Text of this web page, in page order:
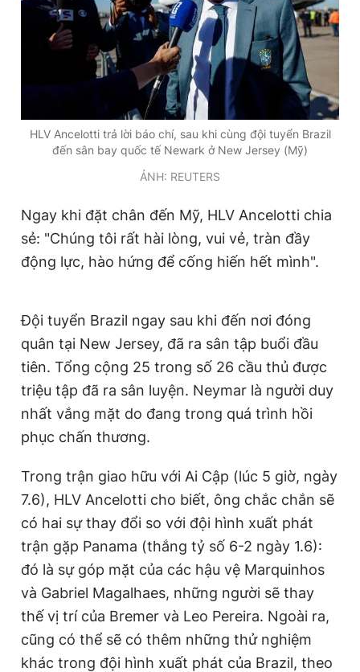
Giấy phép xuất bản số 110/GP - BTTTT cấp ngày 24.3.2020
© 2003-2026 Bản quyền thuộc về Báo Thanh Niên. Cấm sao
chép dưới mọi hình thức nếu không có sự chấp thuận bằng văn
bản. Phát triển bởi ePi Technologies, JSC.
HLV Ancelotti trả lời báo chí, sau khi cùng đội tuyển Brazil
đến sân bay quốc tế Newark ở New Jersey (Mỹ)
ẢNH: REUTERS
Ngay khi đặt chân đến Mỹ, HLV Ancelotti chia
sẻ: "Chúng tôi rất hài lòng, vui vẻ, tràn đầy
động lực, hào hứng để cống hiến hết mình".
Đội tuyển Brazil ngay sau khi đến nơi đóng
quân tại New Jersey, đã ra sân tập buổi đầu
tiên. Tổng cộng 25 trong số 26 cầu thủ được
triệu tập đã ra sân luyện. Neymar là người duy
nhất vắng mặt do đang trong quá trình hồi
phục chấn thương.
Trong trận giao hữu với Ai Cập (lúc 5 giờ, ngày
7.6), HLV Ancelotti cho biết, ông chắc chắn sẽ
có hai sự thay đổi so với đội hình xuất phát
trận gặp Panama (thắng tỷ số 6-2 ngày 1.6):
đó là sự góp mặt của các hậu vệ Marquinhos
và Gabriel Magalhaes, những người sẽ thay
thế vị trí của Bremer và Leo Pereira. Ngoài ra,
cũng có thể sẽ có thêm những thử nghiệm
khác trong đội hình xuất phát của Brazil, theo